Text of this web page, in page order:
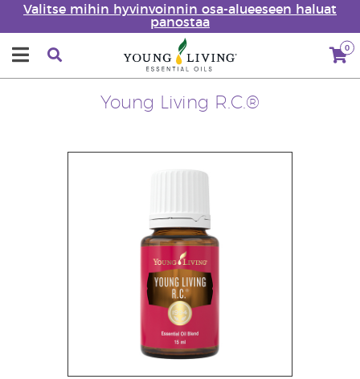
Valitse mihin hyvinvoinnin osa-alueeseen haluat
panostaa
0
Young Living R.C.®